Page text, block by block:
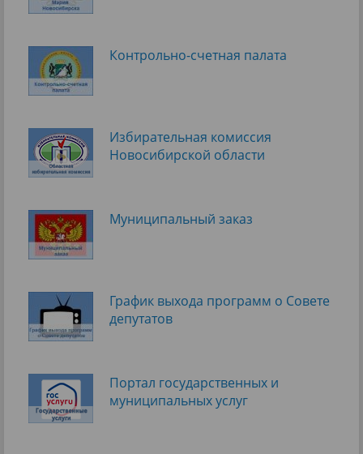
Контрольно-счетная палата
Избирательная комиссия
Новосибирской области
Муниципальный заказ
График выхода программ о Cовете
депутатов
Портал государственных и
муниципальных услуг